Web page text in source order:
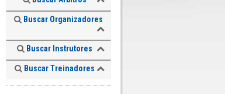
Buscar Organizadores
Buscar Instrutores
Buscar Treinadores